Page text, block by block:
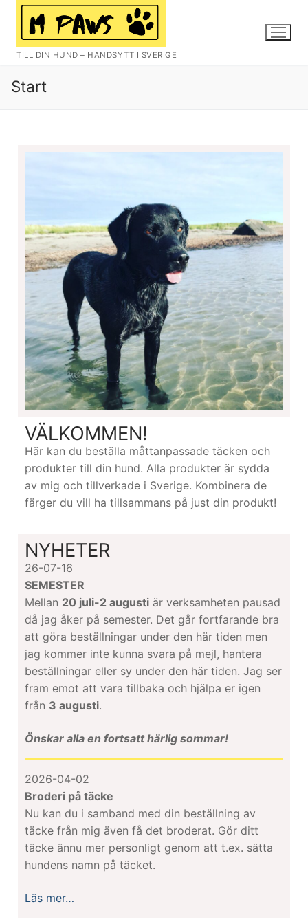
TILL DIN HUND – HANDSYTT I SVERIGE
Start
VÄLKOMMEN!
Här kan du beställa måttanpassade täcken och
produkter till din hund. Alla produkter är sydda
av mig och tillverkade i Sverige. Kombinera de
färger du vill ha tillsammans på just din produkt!
NYHETER
26-07-16
SEMESTER
Mellan 20 juli-2 augusti är verksamheten pausad
då jag åker på semester. Det går fortfarande bra
att göra beställningar under den här tiden men
jag kommer inte kunna svara på mejl, hantera
beställningar eller sy under den här tiden. Jag ser
fram emot att vara tillbaka och hjälpa er igen
från 3 augusti.
Önskar alla en fortsatt härlig sommar!
2026-04-02
Broderi på täcke
Nu kan du i samband med din beställning av
täcke från mig även få det broderat. Gör ditt
täcke ännu mer personligt genom att t.ex. sätta
hundens namn på täcket.
Läs mer…